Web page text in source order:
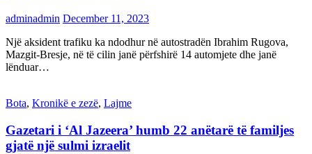
adminadmin December 11, 2023
Një aksident trafiku ka ndodhur në autostradën Ibrahim Rugova,
Mazgit-Bresje, në të cilin janë përfshirë 14 automjete dhe janë
lënduar…
Bota, Kronikë e zezë, Lajme
Gazetari i ‘Al Jazeera’ humb 22 anëtarë të familjes
gjatë një sulmi izraelit